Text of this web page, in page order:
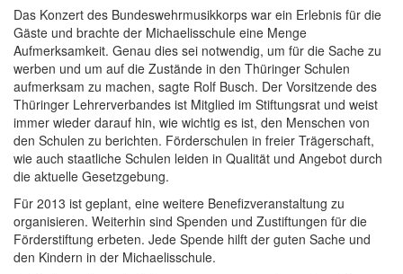
Das Konzert des Bundeswehrmusikkorps war ein Erlebnis für die
Gäste und brachte der Michaelisschule eine Menge
Aufmerksamkeit. Genau dies sei notwendig, um für die Sache zu
werben und um auf die Zustände in den Thüringer Schulen
aufmerksam zu machen, sagte Rolf Busch. Der Vorsitzende des
Thüringer Lehrerverbandes ist Mitglied im Stiftungsrat und weist
immer wieder darauf hin, wie wichtig es ist, den Menschen von
den Schulen zu berichten. Förderschulen in freier Trägerschaft,
wie auch staatliche Schulen leiden in Qualität und Angebot durch
die aktuelle Gesetzgebung.
Für 2013 ist geplant, eine weitere Benefizveranstaltung zu
organisieren. Weiterhin sind Spenden und Zustiftungen für die
Förderstiftung erbeten. Jede Spende hilft der guten Sache und
den Kindern in der Michaelisschule.